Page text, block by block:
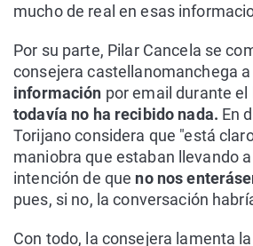
mucho de real en esas
Por su parte, Pilar Cancela se
consejera castellanomanchega a
información por email durante el
todavía no ha recibido nada. En
Torijano considera que "está
maniobra que estaban llevando
intención de que no nos
pues, si no, la conversación
Con todo, la consejera lamenta la